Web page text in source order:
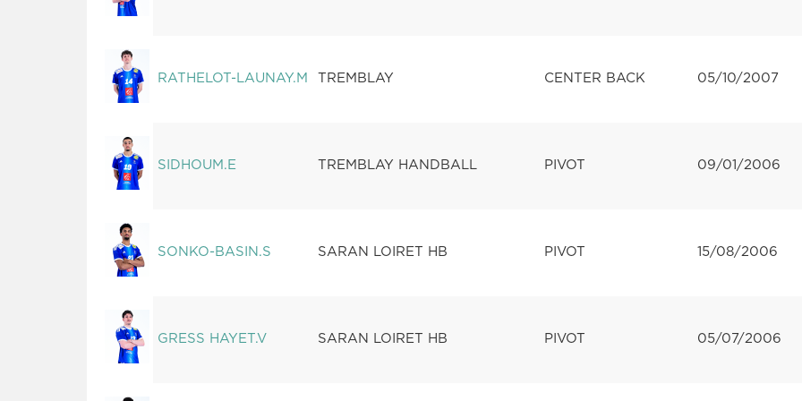
RATHELOT-LAUNAY.M TREMBLAY CENTER BACK 05/10/2007
SIDHOUM.E TREMBLAY HANDBALL PIVOT 09/01/2006
SONKO-BASIN.S SARAN LOIRET HB PIVOT 15/08/2006
GRESS HAYET.V SARAN LOIRET HB PIVOT 05/07/2006